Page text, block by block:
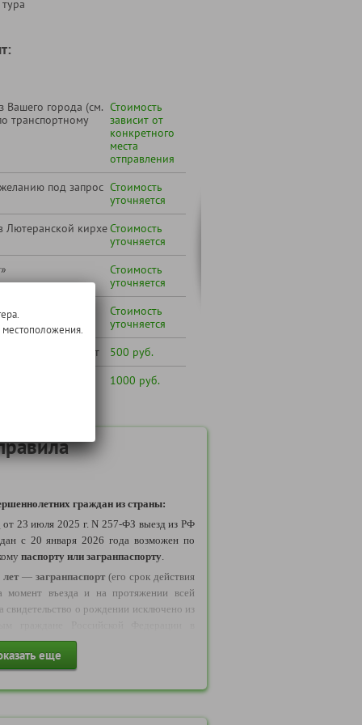
Вашего города (см.
транспортному
Стоимость
зависит от
конкретного
места
отправления
под запрос Стоимость
уточняется
Лютеранской кирхеСтоимость
уточняется
Стоимость
уточняется
Стоимость
уточняется
от 65 до 79 лет
500 руб.
1000 руб.
граждан из страны:
от 23 июля 2025 г. N 257-ФЗ выезд из РФ
с 20 января 2026 года возможен по
паспорту или загранпаспорту
— загранпаспорт (его срок действия
момент въезда и на протяжении всей
свидетельство о рождении исключено из
выезд в Беларусь
исключено
еще
местоположения.